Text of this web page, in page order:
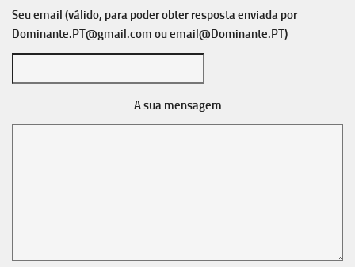
Seu email (válido, para poder obter resposta enviada por
Dominante.PT@gmail.com ouemail@Dominante.PT)
A sua mensagem